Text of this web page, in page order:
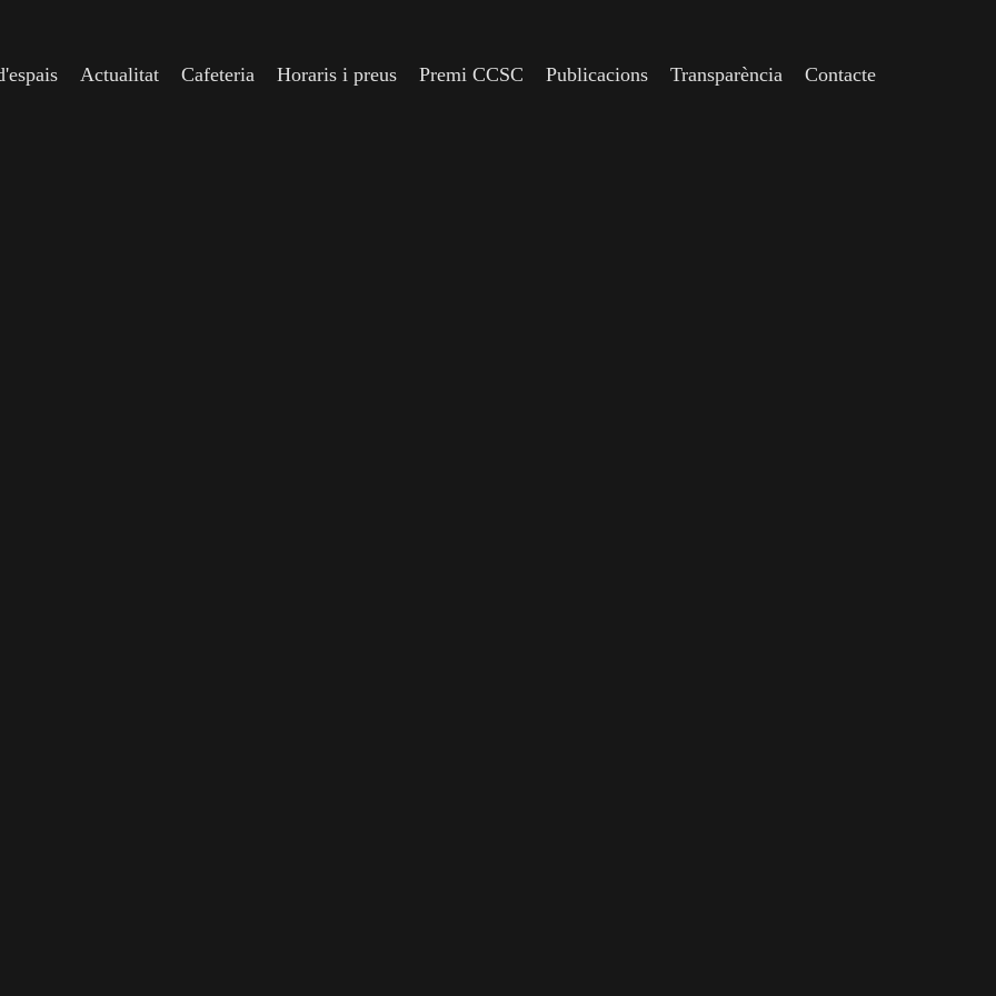
Actualitat Cafeteria Horaris i preus Premi CCSC Publicacions Transparència Contacte